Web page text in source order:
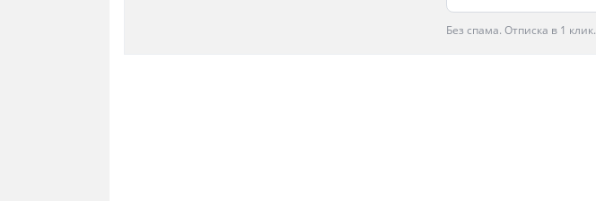
Без спама. Отписка в 1 клик.